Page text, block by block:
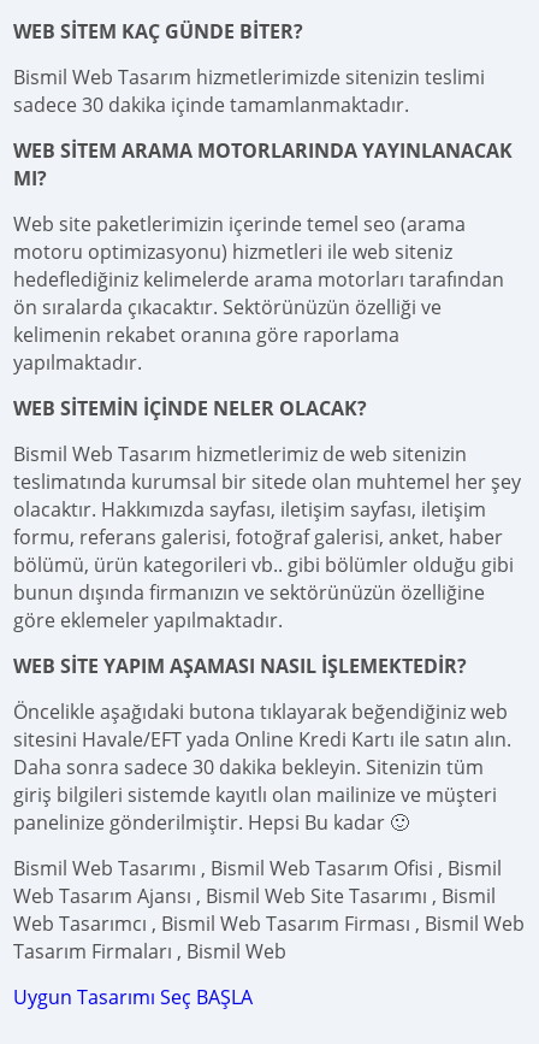
WEB SİTEM KAÇ GÜNDE BİTER?
Bismil Web Tasarım hizmetlerimizde sitenizin teslimi
sadece 30 dakika içinde tamamlanmaktadır.
WEB SİTEM ARAMA MOTORLARINDA YAYINLANACAK
MI?
Web site paketlerimizin içerinde temel seo (arama
motoru optimizasyonu) hizmetleri ile web siteniz
hedeflediğiniz kelimelerde arama motorları tarafından
ön sıralarda çıkacaktır. Sektörünüzün özelliği ve
kelimenin rekabet oranına göre raporlama
yapılmaktadır.
WEB SİTEMİN İÇİNDE NELER OLACAK?
Bismil Web Tasarım hizmetlerimiz de web sitenizin
teslimatında kurumsal bir sitede olan muhtemel her şey
olacaktır. Hakkımızda sayfası, iletişim sayfası, iletişim
formu, referans galerisi, fotoğraf galerisi, anket, haber
bölümü, ürün kategorileri vb.. gibi bölümler olduğu gibi
bunun dışında firmanızın ve sektörünüzün özelliğine
göre eklemeler yapılmaktadır.
WEB SİTE YAPIM AŞAMASI NASIL İŞLEMEKTEDİR?
Öncelikle aşağıdaki butona tıklayarak beğendiğiniz web
sitesini Havale/EFT yada Online Kredi Kartı ile satın alın.
Daha sonra sadece 30 dakika bekleyin. Sitenizin tüm
giriş bilgileri sistemde kayıtlı olan mailinize ve müşteri
panelinize gönderilmiştir. Hepsi Bu kadar 🙂
Bismil Web Tasarımı , Bismil Web Tasarım Ofisi , Bismil
Web Tasarım Ajansı , Bismil Web Site Tasarımı , Bismil
Web Tasarımcı , Bismil Web Tasarım Firması , Bismil Web
Tasarım Firmaları , Bismil Web
Uygun Tasarımı Seç BAŞLA